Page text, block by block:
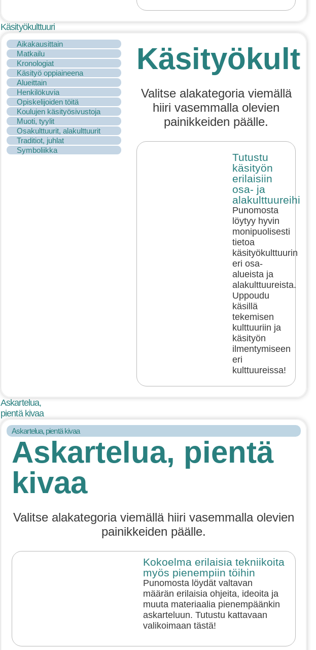
Käsityökulttuuri
Aikakausittain
Matkailu
Kronologiat
Käsityö oppiaineena
Alueittain
Henkilökuvia
Opiskelijoiden töitä
Koulujen käsityösivustoja
Muoti, tyylit
Osakulttuurit, alakulttuurit
Traditiot, juhlat
Symboliikka
Valitse alakategoria viemällä
hiiri vasemmalla olevien
painikkeiden päälle.
Tutustu
käsityön
erilaisiin
osa- ja
alakulttuureihin!
Punomosta
löytyy hyvin
monipuolisesti
tietoa
käsityökulttuurin
eri osa-
alueista ja
alakulttuureista.
Uppoudu
käsillä
tekemisen
kulttuuriin ja
käsityön
ilmentymiseen
eri
kulttuureissa!
Askartelua,
pientä kivaa
Askartelua, pientä kivaa
Askartelua, pientä
kivaa
Valitse alakategoria viemällä hiiri vasemmalla olevien
painikkeiden päälle.
Kokoelma erilaisia tekniikoita
myös pienempiin töihin
Punomosta löydät valtavan
määrän erilaisia ohjeita, ideoita ja
muuta materiaalia pienempäänkin
askarteluun. Tutustu kattavaan
valikoimaan tästä!